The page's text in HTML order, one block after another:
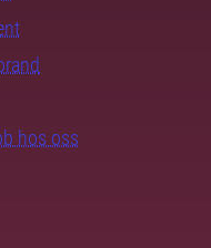
hos oss